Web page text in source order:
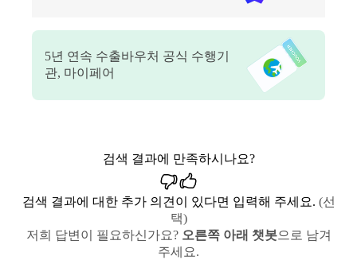
5년 연속 수출바우처 공식 수행기
관, 마이페어
검색 결과에 만족하시나요?
검색 결과에 대한 추가 의견이 있다면 입력해 주세요. (선
택)
저희 답변이 필요하신가요? 오른쪽 아래 챗봇으로 남겨
주세요.